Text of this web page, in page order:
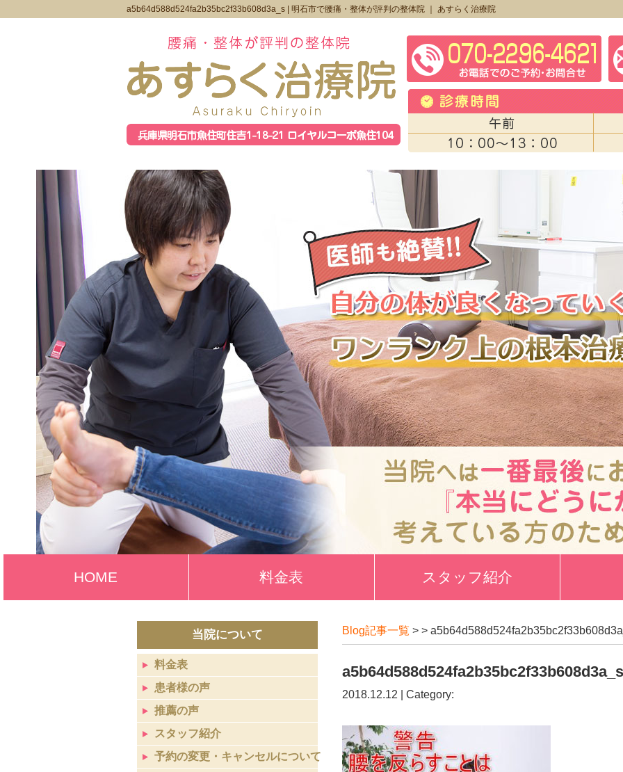
a5b64d588d524fa2b35bc2f33b608d3a_s | 明石市で腰痛・整体が評判の整体院 ｜ あすらく治療院
HOME 料金表 スタッフ紹介
Blog記事一覧 > >
a5b64d588d524fa2b35bc2f33b608d3a_s
2018.12.12 | Category:
当院について
料金表
患者様の声
推薦の声
スタッフ紹介
予約の変更・キャンセルについて